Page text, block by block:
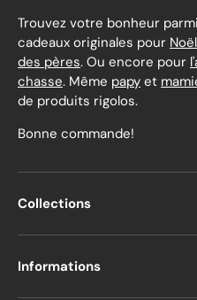
Trouvez votre bonheur
cadeaux originales pour Noël
des pères. Ou encore pour
chasse. Même papy et
de produits rigolos.
Bonne commande!
Collections
Informations